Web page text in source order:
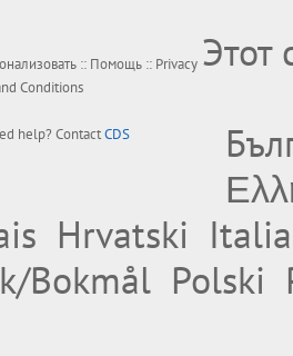
:: Помощь :: Privacy
Conditions
help? ContactCDS
Этот
Hrvatski
Bokmål Polski